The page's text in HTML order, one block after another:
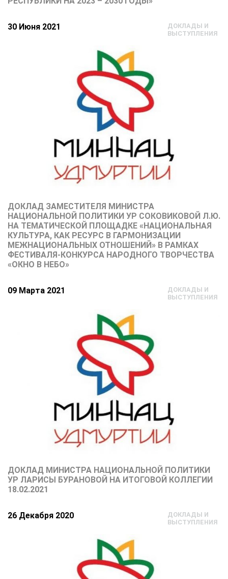
30 Июня 2021
ДОКЛАДЫ И
ВЫСТУПЛЕНИЯ
ДОКЛАД ЗАМЕСТИТЕЛЯ МИНИСТРА
НАЦИОНАЛЬНОЙ ПОЛИТИКИ УР СОКОВИКОВОЙ Л.Ю.
НА ТЕМАТИЧЕСКОЙ ПЛОЩАДКЕ «НАЦИОНАЛЬНАЯ
КУЛЬТУРА, КАК РЕСУРС В ГАРМОНИЗАЦИИ
МЕЖНАЦИОНАЛЬНЫХ ОТНОШЕНИЙ» В РАМКАХ
ФЕСТИВАЛЯ-КОНКУРСА НАРОДНОГО ТВОРЧЕСТВА
«ОКНО В НЕБО»
09 Марта 2021
ДОКЛАДЫ И
ВЫСТУПЛЕНИЯ
ДОКЛАД МИНИСТРА НАЦИОНАЛЬНОЙ ПОЛИТИКИ
УР ЛАРИСЫ БУРАНОВОЙ НА ИТОГОВОЙ КОЛЛЕГИИ
18.02.2021
26 Декабря 2020
ДОКЛАДЫ И
ВЫСТУПЛЕНИЯ